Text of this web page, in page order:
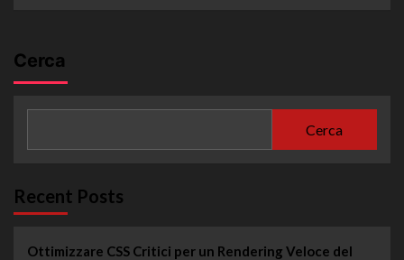
Cerca
Cerca
Recent Posts
Ottimizzare CSS Critici per un Rendering Veloce del